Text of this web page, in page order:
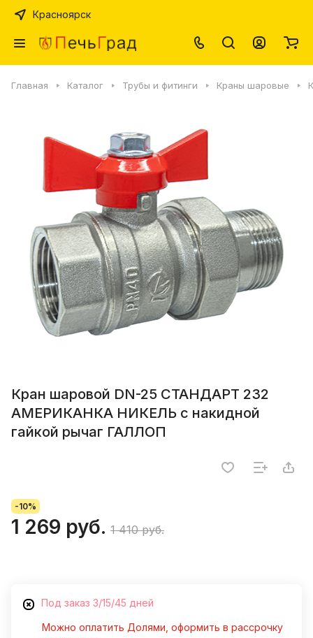
Красноярск
Главная Каталог Трубы и фитинги Краны шаровые
Кран шаровой DN-25 СТАНДАРТ 232
АМЕРИКАНКА НИКЕЛЬ с накидной
гайкой рычаг ГАЛЛОП
-10%
1 269 руб. 1 410 руб.
Под заказ 3/15/45 дней
Можно оплатить Долями, оформить в рассрочку